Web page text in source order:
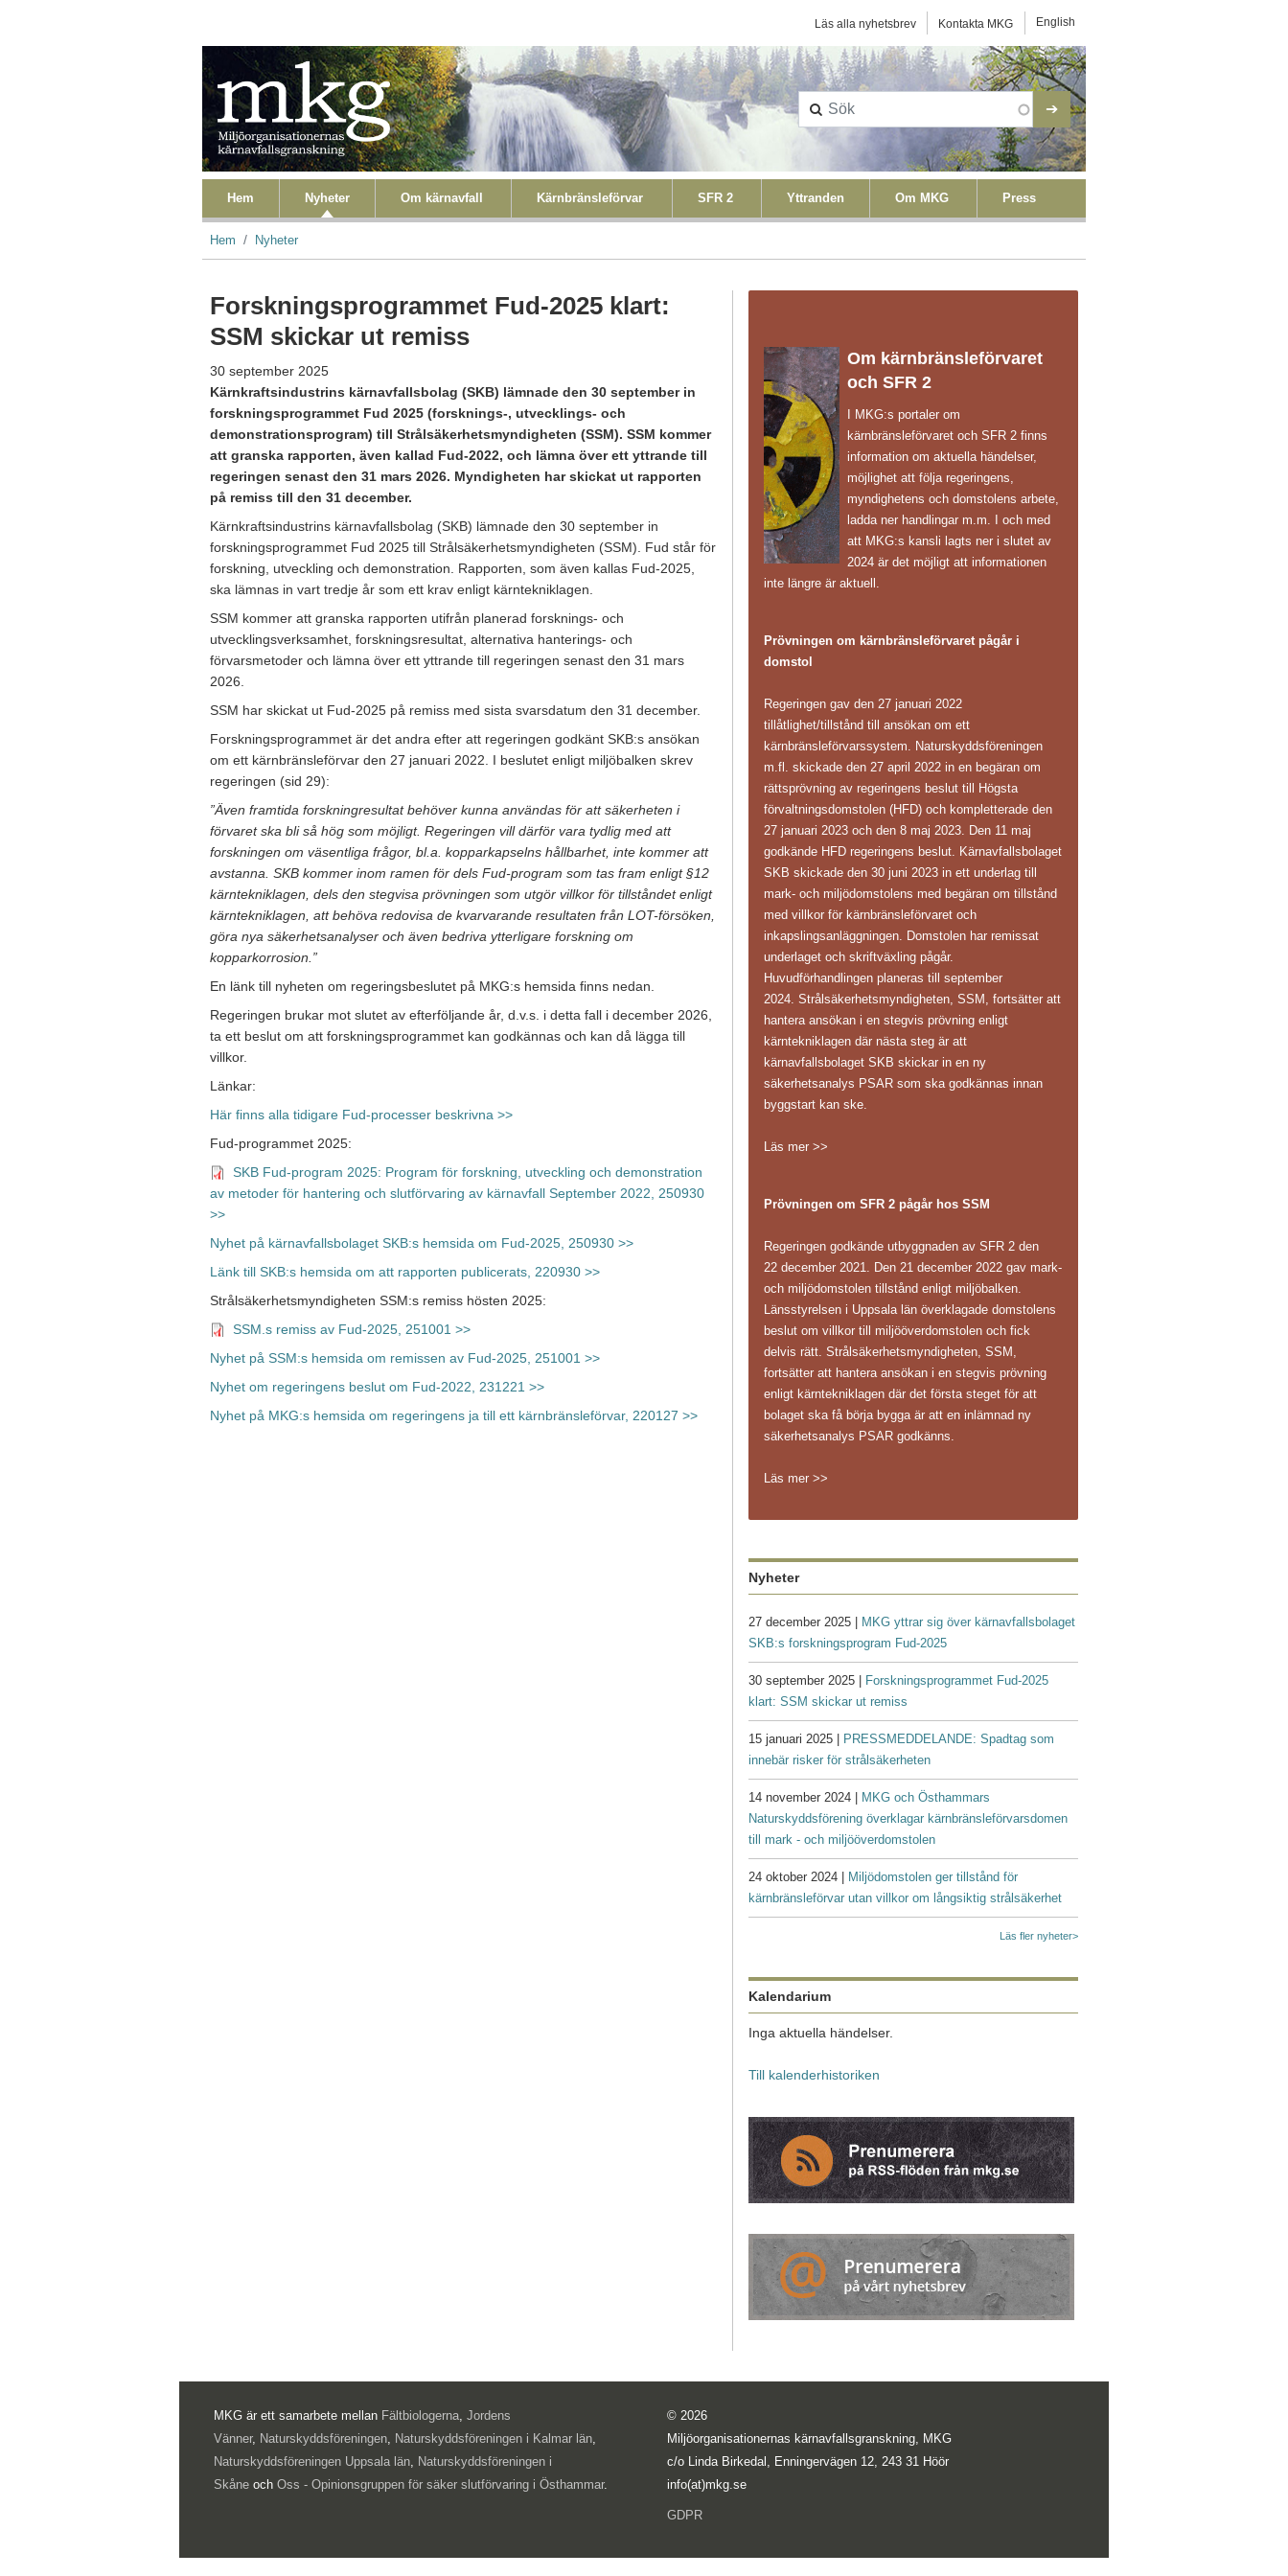
Läs alla nyhetsbrev Kontakta MKG English
Primära länkar
Hem Nyheter Om kärnavfall Kärnbränsleförvar SFR 2 Yttranden Om MKG Press
Länkstig
Hem Nyheter
Forskningsprogrammet Fud-2025 klart:
SSM skickar ut remiss
30 september 2025
Kärnkraftsindustrins kärnavfallsbolag (SKB) lämnade den 30 september in
forskningsprogrammet Fud 2025 (forsknings-, utvecklings- och
demonstrationsprogram) till Strålsäkerhetsmyndigheten (SSM). SSM kommer
att granska rapporten, även kallad Fud-2022, och lämna över ett yttrande till
regeringen senast den 31 mars 2026. Myndigheten har skickat ut rapporten
på remiss till den 31 december.
Kärnkraftsindustrins kärnavfallsbolag (SKB) lämnade den 30 september in
forskningsprogrammet Fud 2025 till Strålsäkerhetsmyndigheten (SSM). Fud står för
forskning, utveckling och demonstration. Rapporten, som även kallas Fud-2025,
ska lämnas in vart tredje år som ett krav enligt kärntekniklagen.
SSM kommer att granska rapporten utifrån planerad forsknings- och
utvecklingsverksamhet, forskningsresultat, alternativa hanterings- och
förvarsmetoder och lämna över ett yttrande till regeringen senast den 31 mars
2026.
SSM har skickat ut Fud-2025 på remiss med sista svarsdatum den 31 december.
Forskningsprogrammet är det andra efter att regeringen godkänt SKB:s ansökan
om ett kärnbränsleförvar den 27 januari 2022. I beslutet enligt miljöbalken skrev
regeringen (sid 29):
”Även framtida forskningresultat behöver kunna användas för att säkerheten i
förvaret ska bli så hög som möjligt. Regeringen vill därför vara tydlig med att
forskningen om väsentliga frågor, bl.a. kopparkapselns hållbarhet, inte kommer att
avstanna. SKB kommer inom ramen för dels Fud-program som tas fram enligt §12
kärntekniklagen, dels den stegvisa prövningen som utgör villkor för tillståndet enligt
kärntekniklagen, att behöva redovisa de kvarvarande resultaten från LOT-försöken,
göra nya säkerhetsanalyser och även bedriva ytterligare forskning om
kopparkorrosion.”
En länk till nyheten om regeringsbeslutet på MKG:s hemsida finns nedan.
Regeringen brukar mot slutet av efterföljande år, d.v.s. i detta fall i december 2026,
ta ett beslut om att forskningsprogrammet kan godkännas och kan då lägga till
villkor.
Länkar:
Här finns alla tidigare Fud-processer beskrivna >>
Fud-programmet 2025:
SKB Fud-program 2025: Program för forskning, utveckling och demonstration
av metoder för hantering och slutförvaring av kärnavfall September 2022, 250930
>>
Nyhet på kärnavfallsbolaget SKB:s hemsida om Fud-2025, 250930 >>
Länk till SKB:s hemsida om att rapporten publicerats, 220930 >>
Strålsäkerhetsmyndigheten SSM:s remiss hösten 2025:
SSM.s remiss av Fud-2025, 251001 >>
Nyhet på SSM:s hemsida om remissen av Fud-2025, 251001 >>
Nyhet om regeringens beslut om Fud-2022, 231221 >>
Nyhet på MKG:s hemsida om regeringens ja till ett kärnbränsleförvar, 220127 >>
Om kärnbränsleförvaret
och SFR 2
I MKG:s portaler om
kärnbränsleförvaret och SFR 2 finns
information om aktuella händelser,
möjlighet att följa regeringens,
myndighetens och domstolens arbete,
ladda ner handlingar m.m. I och med
att MKG:s kansli lagts ner i slutet av
2024 är det möjligt att informationen
inte längre är aktuell.
Prövningen om kärnbränsleförvaret pågår i
domstol
Regeringen gav den 27 januari 2022
tillåtlighet/tillstånd till ansökan om ett
kärnbränsleförvarssystem. Naturskyddsföreningen
m.fl. skickade den 27 april 2022 in en begäran om
rättsprövning av regeringens beslut till Högsta
förvaltningsdomstolen (HFD) och kompletterade den
27 januari 2023 och den 8 maj 2023. Den 11 maj
godkände HFD regeringens beslut. Kärnavfallsbolaget
SKB skickade den 30 juni 2023 in ett underlag till
mark- och miljödomstolens med begäran om tillstånd
med villkor för kärnbränsleförvaret och
inkapslingsanläggningen. Domstolen har remissat
underlaget och skriftväxling pågår.
Huvudförhandlingen planeras till september
2024. Strålsäkerhetsmyndigheten, SSM, fortsätter att
hantera ansökan i en stegvis prövning enligt
kärntekniklagen där nästa steg är att
kärnavfallsbolaget SKB skickar in en ny
säkerhetsanalys PSAR som ska godkännas innan
byggstart kan ske.
Läs mer >>
Prövningen om SFR 2 pågår hos SSM
Regeringen godkände utbyggnaden av SFR 2 den
22 december 2021. Den 21 december 2022 gav mark-
och miljödomstolen tillstånd enligt miljöbalken.
Länsstyrelsen i Uppsala län överklagade domstolens
beslut om villkor till miljööverdomstolen och fick
delvis rätt. Strålsäkerhetsmyndigheten, SSM,
fortsätter att hantera ansökan i en stegvis prövning
enligt kärntekniklagen där det första steget för att
bolaget ska få börja bygga är att en inlämnad ny
säkerhetsanalys PSAR godkänns.
Läs mer >>
Nyheter
27 december 2025 |
MKG yttrar sig över kärnavfallsbolaget
SKB:s forskningsprogram Fud-2025
30 september 2025 |
Forskningsprogrammet Fud-2025
klart: SSM skickar ut remiss
15 januari 2025 |
PRESSMEDDELANDE: Spadtag som
innebär risker för strålsäkerheten
14 november 2024 |
MKG och Östhammars
Naturskyddsförening överklagar kärnbränsleförvarsdomen
till mark - och miljööverdomstolen
24 oktober 2024 |
Miljödomstolen ger tillstånd för
kärnbränsleförvar utan villkor om långsiktig strålsäkerhet
Läs fler nyheter>
Kalendarium
Inga aktuella händelser.
Till kalenderhistoriken
MKG är ett samarbete mellan Fältbiologerna, Jordens
Vänner, Naturskyddsföreningen, Naturskyddsföreningen i Kalmar län,
Naturskyddsföreningen Uppsala län, Naturskyddsföreningen i
Skåne och Oss - Opinionsgruppen för säker slutförvaring i Östhammar.
© 2026
Miljöorganisationernas kärnavfallsgranskning, MKG
c/o Linda Birkedal, Enningervägen 12, 243 31 Höör
info(at)mkg.se
GDPR